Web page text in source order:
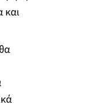
και